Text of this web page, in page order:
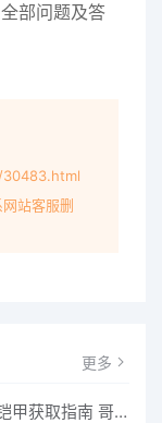
部问题及答
站客服删
更多
哥特王朝重制版爬虫铠甲获取指南 哥特王朝重制版爬虫铠甲获取方法